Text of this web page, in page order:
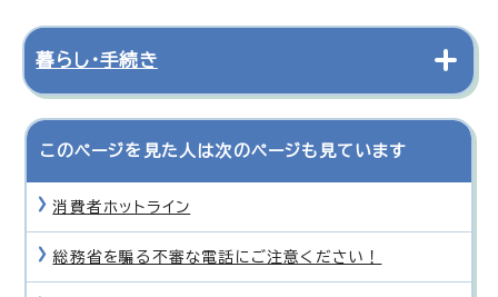
暮らし・手続き
このページを見た人は次のページも見ています
消費者ホットライン
総務省を騙る不審な電話にご注意ください！